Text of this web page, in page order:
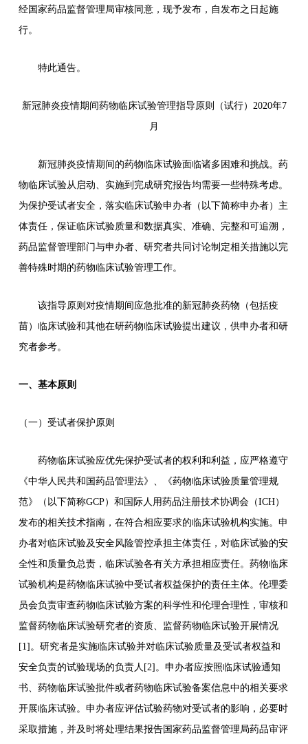
经国家药品监督管理局审核同意，现予发布，自发布之日起施
行。
特此通告。
新冠肺炎疫情期间药物临床试验管理指导原则（试行） 2020年7
月
新冠肺炎疫情期间的药物临床试验面临诸多困难和挑战。药
物临床试验从启动、实施到完成研究报告均需要一些特殊考虑。
为保护受试者安全，落实临床试验申办者（以下简称申办者）主
体责任，保证临床试验质量和数据真实、准确、完整和可追溯，
药品监督管理部门与申办者、研究者共同讨论制定相关措施以完
善特殊时期的药物临床试验管理工作。
该指导原则对疫情期间应急批准的新冠肺炎药物（包括疫
苗）临床试验和其他在研药物临床试验提出建议，供申办者和研
究者参考。
一、基本原则
（一）受试者保护原则
药物临床试验应优先保护受试者的权利和利益，应严格遵守
《中华人民共和国药品管理法》、《药物临床试验质量管理规
范》（以下简称GCP）和国际人用药品注册技术协调会（ICH）
发布的相关技术指南，在符合相应要求的临床试验机构实施。申
办者对临床试验及安全风险管控承担主体责任，对临床试验的安
全性和质量负总责，临床试验各有关方承担相应责任。药物临床
试验机构是药物临床试验中受试者权益保护的责任主体。伦理委
员会负责审查药物临床试验方案的科学性和伦理合理性，审核和
监督药物临床试验研究者的资质、监督药物临床试验开展情况
[1]。研究者是实施临床试验并对临床试验质量及受试者权益和
安全负责的试验现场的负责人[2]。申办者应按照临床试验通知
书、药物临床试验批件或者药物临床试验备案信息中的相关要求
开展临床试验。申办者应评估试验药物对受试者的影响，必要时
采取措施，并及时将处理结果报告国家药品监督管理局药品审评